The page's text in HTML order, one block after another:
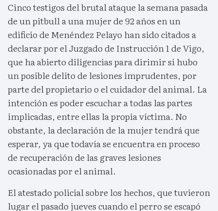
Cinco testigos del brutal ataque la semana pasada
de un pitbull a una mujer de 92 años en un
edificio de Menéndez Pelayo han sido citados a
declarar por el Juzgado de Instrucción 1 de Vigo,
que ha abierto diligencias para dirimir si hubo
un posible delito de lesiones imprudentes, por
parte del propietario o el cuidador del animal. La
intención es poder escuchar a todas las partes
implicadas, entre ellas la propia víctima. No
obstante, la declaración de la mujer tendrá que
esperar, ya que todavía se encuentra en proceso
de recuperación de las graves lesiones
ocasionadas por el animal.
El atestado policial sobre los hechos, que tuvieron
lugar el pasado jueves cuando el perro se escapó